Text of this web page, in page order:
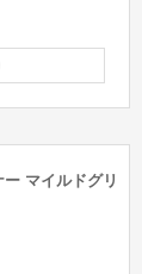
マイルドグリ